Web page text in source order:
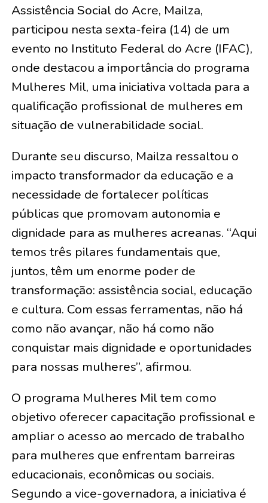
Assistência Social do Acre, Mailza,
participou nesta sexta-feira (14) de um
evento no Instituto Federal do Acre (IFAC),
onde destacou a importância do programa
Mulheres Mil, uma iniciativa voltada para a
qualificação profissional de mulheres em
situação de vulnerabilidade social.
Durante seu discurso, Mailza ressaltou o
impacto transformador da educação e a
necessidade de fortalecer políticas
públicas que promovam autonomia e
dignidade para as mulheres acreanas. “Aqui
temos três pilares fundamentais que,
juntos, têm um enorme poder de
transformação: assistência social, educação
e cultura. Com essas ferramentas, não há
como não avançar, não há como não
conquistar mais dignidade e oportunidades
para nossas mulheres”, afirmou.
O programa Mulheres Mil tem como
objetivo oferecer capacitação profissional e
ampliar o acesso ao mercado de trabalho
para mulheres que enfrentam barreiras
educacionais, econômicas ou sociais.
Segundo a vice-governadora, a iniciativa é